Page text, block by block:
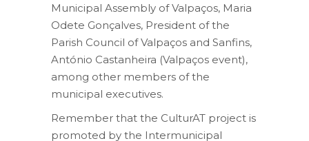
Municipal Assembly of Valpaços, Maria
Odete Gonçalves, President of the
Parish Council of Valpaços and Sanfins,
António Castanheira (Valpaços event),
among other members of the
municipal executives.
Remember that the CulturAT project is
promoted by the Intermunicipal